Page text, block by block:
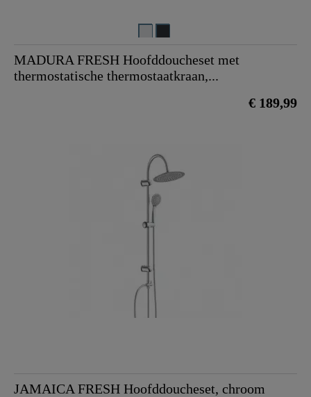
MADURA FRESH Hoofddoucheset met
thermostatische thermostaatkraan,...
€ 189,99
JAMAICA FRESH Hoofddoucheset, chroom